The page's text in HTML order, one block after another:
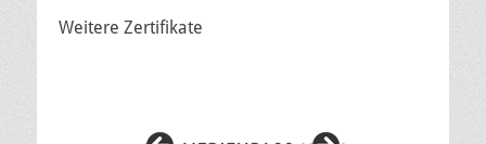
Weitere Zertifikate